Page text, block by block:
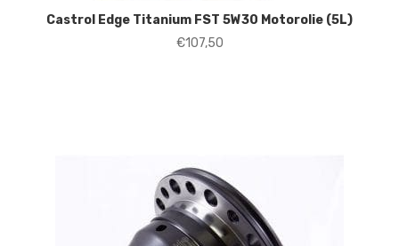
Castrol Edge Titanium FST 5W30 Motorolie (5L)
€107,50